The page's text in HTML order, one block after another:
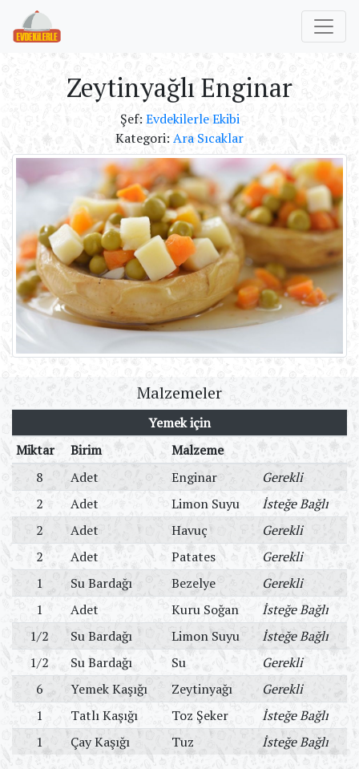
Zeytinyağlı Enginar
Şef: Evdekilerle Ekibi
Kategori: Ara Sıcaklar
Malzemeler
Yemek için
Miktar
Birim
Malzeme
8
Adet Enginar
Gerekli
2
Adet Limon Suyu
İsteğe Bağlı
2
Adet Havuç
Gerekli
2
Adet Patates
Gerekli
1
Su Bardağı Bezelye
Gerekli
1
Adet Kuru Soğan
İsteğe Bağlı
1/2
Su Bardağı Limon Suyu
İsteğe Bağlı
1/2
Su Bardağı Su
Gerekli
6
Yemek Kaşığı Zeytinyağı
Gerekli
1
Tatlı Kaşığı Toz Şeker
İsteğe Bağlı
1
Çay Kaşığı Tuz İsteğe Bağlı